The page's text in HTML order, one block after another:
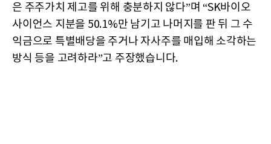
은 주주가치 제고를 위해 충분하지 않다”며 “SK바이오
사이언스 지분을 50.1%만 남기고 나머지를 판 뒤 그 수
익금으로 특별배당을 주거나 자사주를 매입해 소각하는
방식 등을 고려하라”고 주장했습니다.